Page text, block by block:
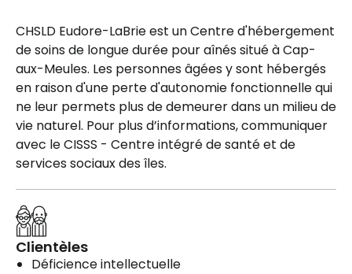
CHSLD Eudore-LaBrie est un Centre d'hébergement
de soins de longue durée pour aînés situé à Cap-
aux-Meules. Les personnes âgées y sont hébergés
en raison d'une perte d'autonomie fonctionnelle qui
ne leur permets plus de demeurer dans un milieu de
vie naturel. Pour plus d’informations, communiquer
avec le CISSS - Centre intégré de santé et de
services sociaux des îles.
Clientèles
Déficience intellectuelle